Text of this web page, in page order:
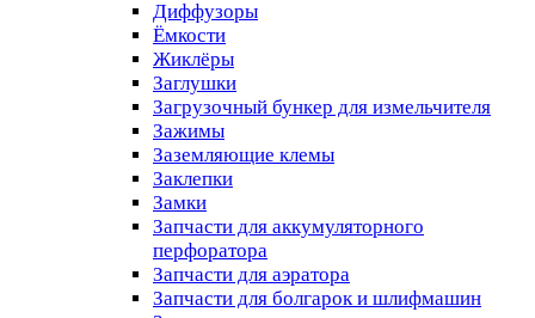
Диффузоры
Ёмкости
Жиклёры
Заглушки
Загрузочный бункер для измельчителя
Зажимы
Заземляющие клемы
Заклепки
Замки
Запчасти для аккумуляторного
перфоратора
Запчасти для аэратора
Запчасти для болгарок и шлифмашин